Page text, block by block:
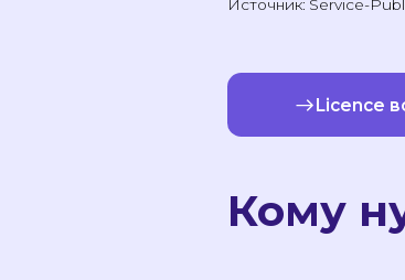
Дедлайн на